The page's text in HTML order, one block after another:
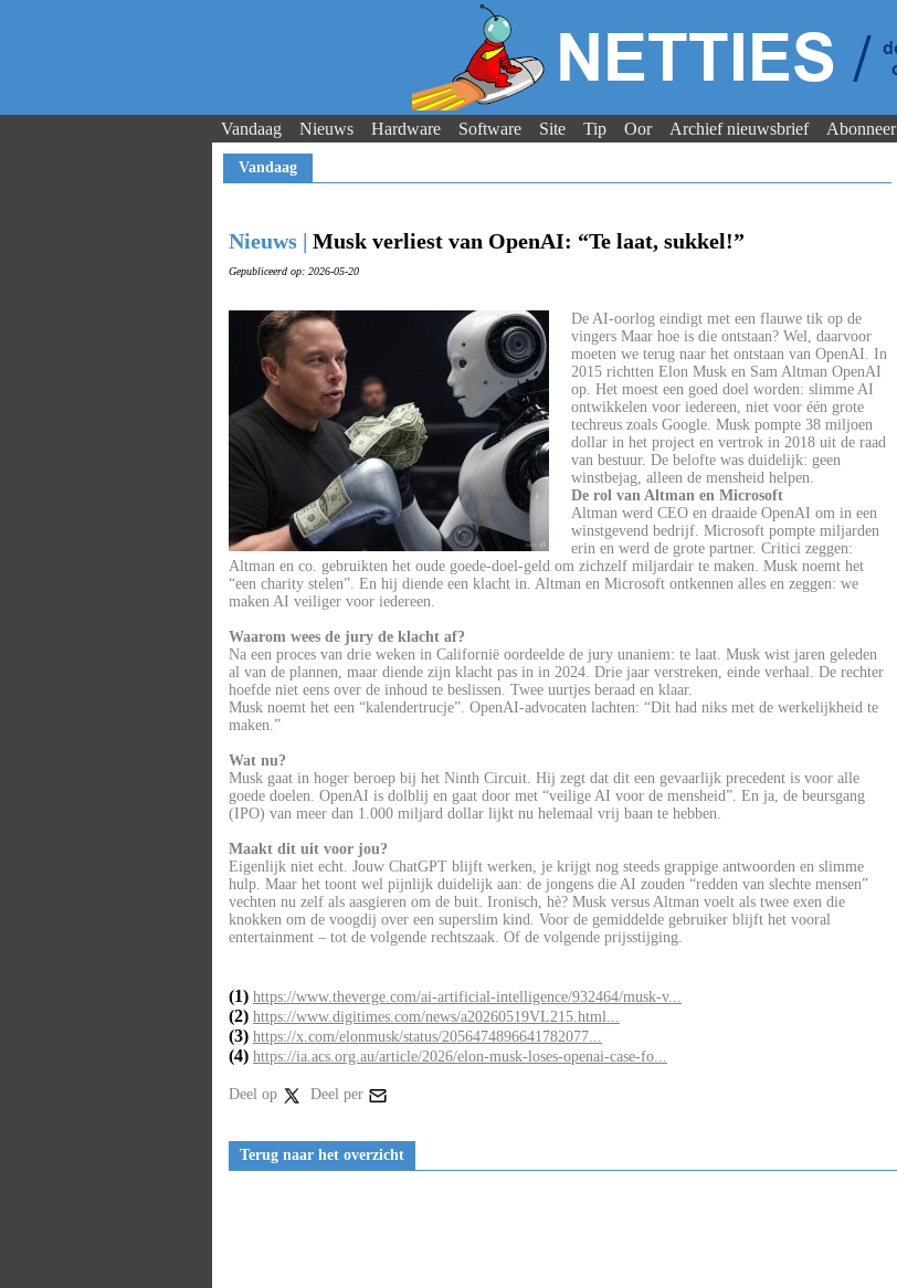
Vandaag Nieuws Hardware Software Site Tip Oor Archief nieuwsbrief Abonneer
Vandaag
Nieuws | Musk verliest van OpenAI: “Te laat, sukkel!”
Gepubliceerd op: 2026-05-20
De AI-oorlog eindigt met een flauwe tik op de
vingers Maar hoe is die ontstaan? Wel, daarvoor
moeten we terug naar het ontstaan van OpenAI. In
2015 richtten Elon Musk en Sam Altman OpenAI
op. Het moest een goed doel worden: slimme AI
ontwikkelen voor iedereen, niet voor één grote
techreus zoals Google. Musk pompte 38 miljoen
dollar in het project en vertrok in 2018 uit de raad
van bestuur. De belofte was duidelijk: geen
winstbejag, alleen de mensheid helpen.
De rol van Altman en Microsoft
Altman werd CEO en draaide OpenAI om in een
winstgevend bedrijf. Microsoft pompte miljarden
erin en werd de grote partner. Critici zeggen:
Altman en co. gebruikten het oude goede-doel-geld om zichzelf miljardair te maken. Musk noemt het
“een charity stelen”. En hij diende een klacht in. Altman en Microsoft ontkennen alles en zeggen: we
maken AI veiliger voor iedereen.
Waarom wees de jury de klacht af?
Na een proces van drie weken in Californië oordeelde de jury unaniem: te laat. Musk wist jaren geleden
al van de plannen, maar diende zijn klacht pas in in 2024. Drie jaar verstreken, einde verhaal. De rechter
hoefde niet eens over de inhoud te beslissen. Twee uurtjes beraad en klaar.
Musk noemt het een “kalendertrucje”. OpenAI-advocaten lachten: “Dit had niks met de werkelijkheid te
maken.”
Wat nu?
Musk gaat in hoger beroep bij het Ninth Circuit. Hij zegt dat dit een gevaarlijk precedent is voor alle
goede doelen. OpenAI is dolblij en gaat door met “veilige AI voor de mensheid”. En ja, de beursgang
(IPO) van meer dan 1.000 miljard dollar lijkt nu helemaal vrij baan te hebben.
Maakt dit uit voor jou?
Eigenlijk niet echt. Jouw ChatGPT blijft werken, je krijgt nog steeds grappige antwoorden en slimme
hulp. Maar het toont wel pijnlijk duidelijk aan: de jongens die AI zouden “redden van slechte mensen”
vechten nu zelf als aasgieren om de buit. Ironisch, hè? Musk versus Altman voelt als twee exen die
knokken om de voogdij over een superslim kind. Voor de gemiddelde gebruiker blijft het vooral
entertainment – tot de volgende rechtszaak. Of de volgende prijsstijging.
(1) https://www.theverge.com/ai-artificial-intelligence/932464/musk-v...
(2) https://www.digitimes.com/news/a20260519VL215.html...
(3) https://x.com/elonmusk/status/2056474896641782077...
(4) https://ia.acs.org.au/article/2026/elon-musk-loses-openai-case-fo...
Deel op Deel per
Terug naar het overzicht